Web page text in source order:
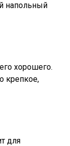
напольный
хорошего.
крепкое,
для